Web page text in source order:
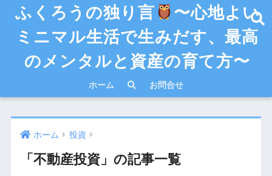
ふくろうの独り言
〜心地よい
ミニマル生活で生みだす、最高
のメンタルと資産の育て方〜
ホーム お問合せ
ホーム 投資
「不動産投資」の記事一覧